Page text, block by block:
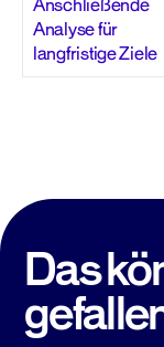
Anschließende
Analyse für
langfristige Ziele
Das